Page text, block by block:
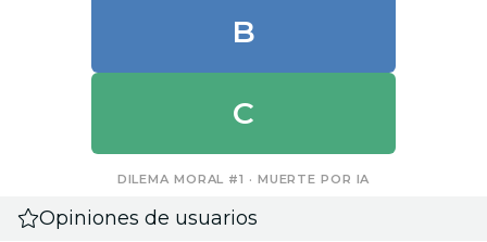
B
C
DILEMA MORAL #1 · MUERTE POR IA
Opiniones de usuarios